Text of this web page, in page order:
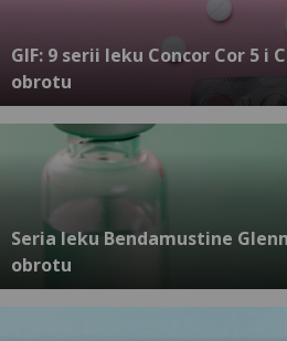
GIF: 9 serii leku Concor Cor 5 i
obrotu
Seria leku Bendamustine
obrotu